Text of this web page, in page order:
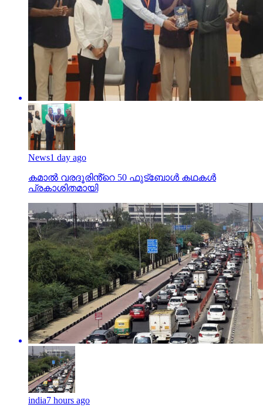
News1 day ago
കമാൽ വരദൂരിൻ്റെ 50 ഫുട്ബോൾ കഥകൾ
പ്രകാശിതമായി
india7 hours ago